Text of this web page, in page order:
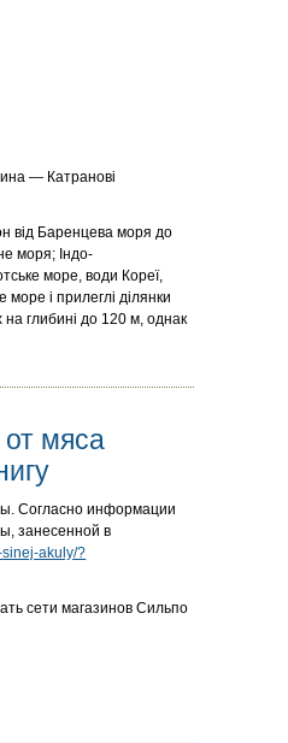
— Катранові
від Баренцева моря до
моря; Індо-
море, води Кореї,
і прилеглі ділянки
на глибині до 120 м, однак
мяса
Согласно информации
занесенной в
akuly/?
сети магазинов Сильпо